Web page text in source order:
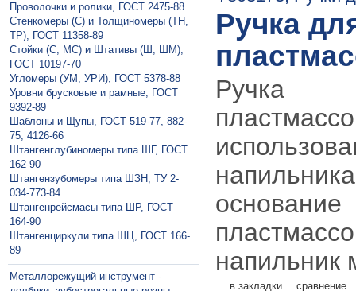
Проволочки и ролики, ГОСТ 2475-88
Стенкомеры (С) и Толщиномеры (ТН,
ТР), ГОСТ 11358-89
Стойки (С, МС) и Штативы (Ш, ШМ),
ГОСТ 10197-70
Угломеры (УМ, УРИ), ГОСТ 5378-88
Уровни брусковые и рамные, ГОСТ
9392-89
Шаблоны и Щупы, ГОСТ 519-77, 882-
75, 4126-66
Штангенглубиномеры типа ШГ, ГОСТ
162-90
Штангензубомеры типа ШЗН, ТУ 2-
034-773-84
Штангенрейсмасы типа ШР, ГОСТ
164-90
Штангенциркули типа ШЦ, ГОСТ 166-
89
Металлорежущий инструмент -
Ручка
напильник
в закладки сравнение